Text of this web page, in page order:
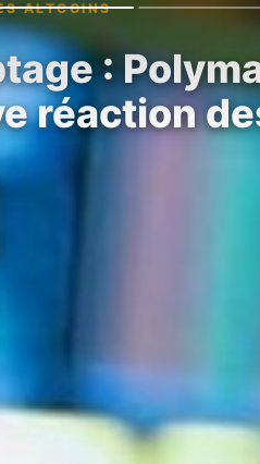
ALTCOINS
:
réaction